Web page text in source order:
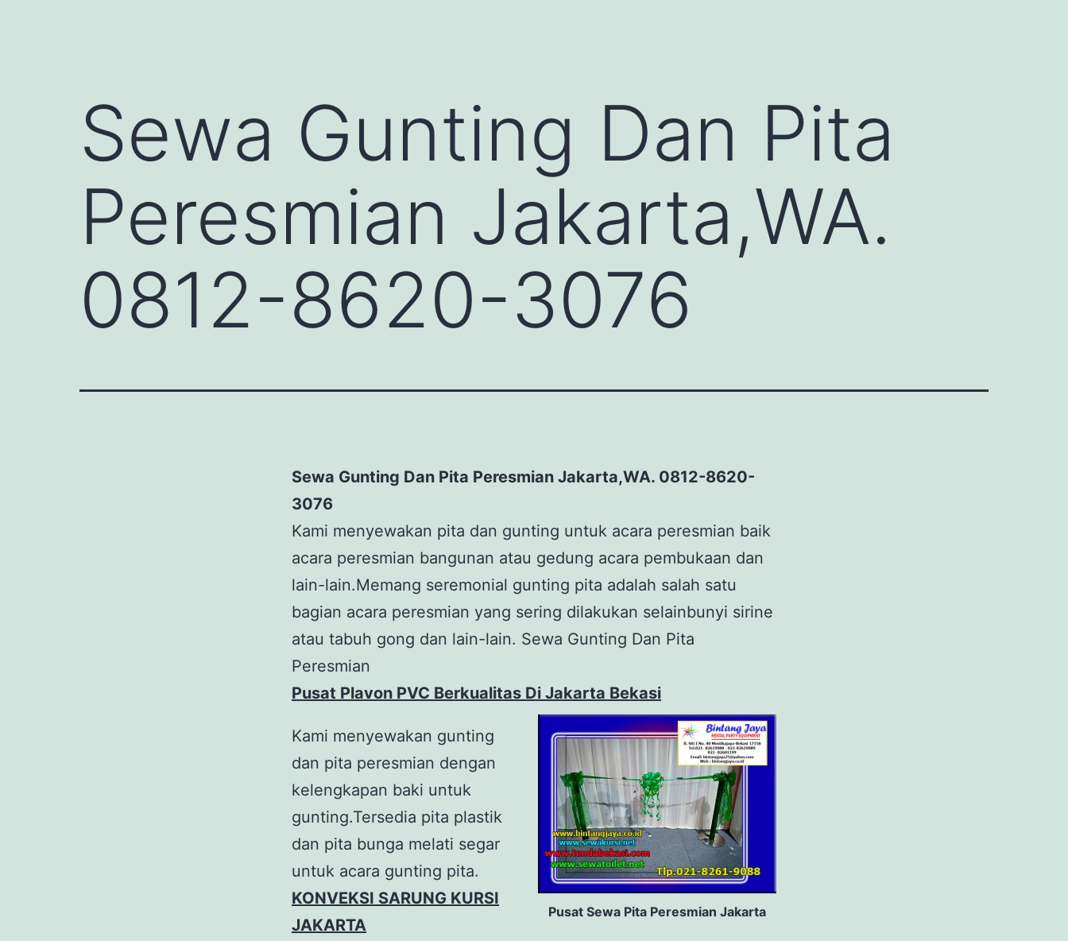
Sewa Gunting Dan Pita
Peresmian Jakarta,WA.
0812-8620-3076
Sewa Gunting Dan Pita Peresmian Jakarta,WA. 0812-8620-
3076
Kami menyewakan pita dan gunting untuk acara peresmian baik
acara peresmian bangunan atau gedung acara pembukaan dan
lain-lain.Memang seremonial gunting pita adalah salah satu
bagian acara peresmian yang sering dilakukan selainbunyi sirine
atau tabuh gong dan lain-lain. Sewa Gunting Dan Pita
Peresmian
Pusat Plavon PVC Berkualitas Di Jakarta Bekasi
Pusat Sewa Pita Peresmian Jakarta
Kami menyewakan gunting
dan pita peresmian dengan
kelengkapan baki untuk
gunting.Tersedia pita plastik
dan pita bunga melati segar
untuk acara gunting pita.
KONVEKSI SARUNG KURSI
JAKARTA